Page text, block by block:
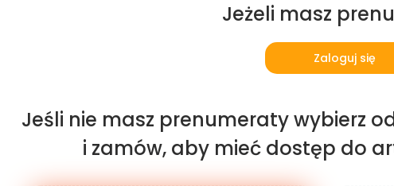
Jeżeli masz
Zaloguj się
Jeśli nie masz prenumeraty wybierz
i zamów, aby mieć dostęp do